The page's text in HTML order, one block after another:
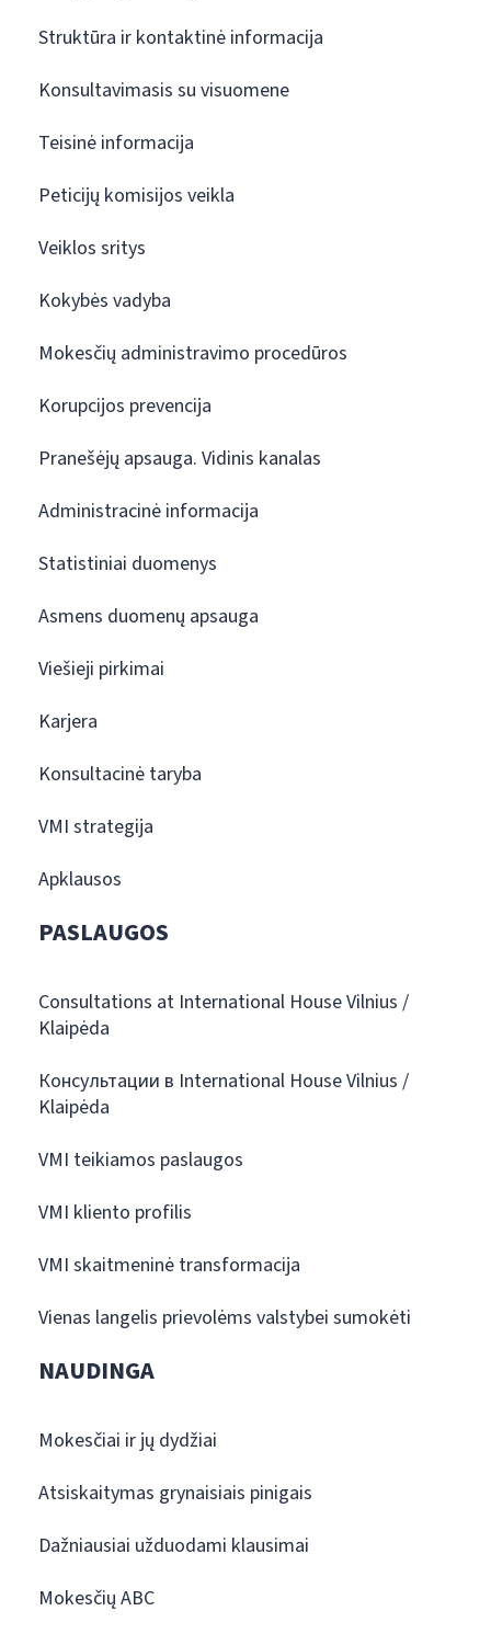
Struktūra ir kontaktinė informacija
Konsultavimasis su visuomene
Teisinė informacija
Peticijų komisijos veikla
Veiklos sritys
Kokybės vadyba
Mokesčių administravimo procedūros
Korupcijos prevencija
Pranešėjų apsauga. Vidinis kanalas
Administracinė informacija
Statistiniai duomenys
Asmens duomenų apsauga
Viešieji pirkimai
Karjera
Konsultacinė taryba
VMI strategija
Apklausos
PASLAUGOS
Consultations at International House Vilnius /
Klaipėda
Консультации в International House Vilnius /
Klaipėda
VMI teikiamos paslaugos
VMI kliento profilis
VMI skaitmeninė transformacija
Vienas langelis prievolėms valstybei sumokėti
NAUDINGA
Mokesčiai ir jų dydžiai
Atsiskaitymas grynaisiais pinigais
Dažniausiai užduodami klausimai
Mokesčių ABC